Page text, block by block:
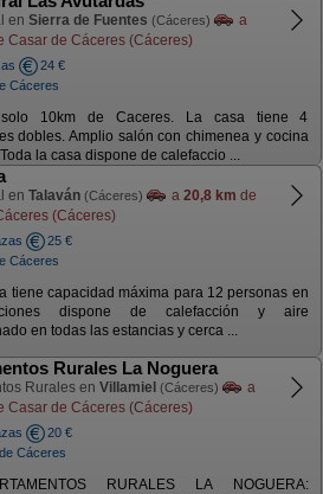
en Sierra de Fuentes (Cáceres)
a
Casar de Cáceres (Cáceres)
24 €
Cáceres
10km de Caceres. La casa tiene 4
dobles. Amplio salón con chimenea y cocina
la casa dispone de calefaccio ...
en Talaván (Cáceres) a 20,8 km de
(Cáceres)
25 €
Cáceres
tiene capacidad máxima para 12 personas en
dispone de calefacción y aire
en todas las estancias y cerca ...
Rurales La Noguera
Rurales en Villamiel (Cáceres)
a
Casar de Cáceres (Cáceres)
20 €
Cáceres
RURALES LA NOGUERA: